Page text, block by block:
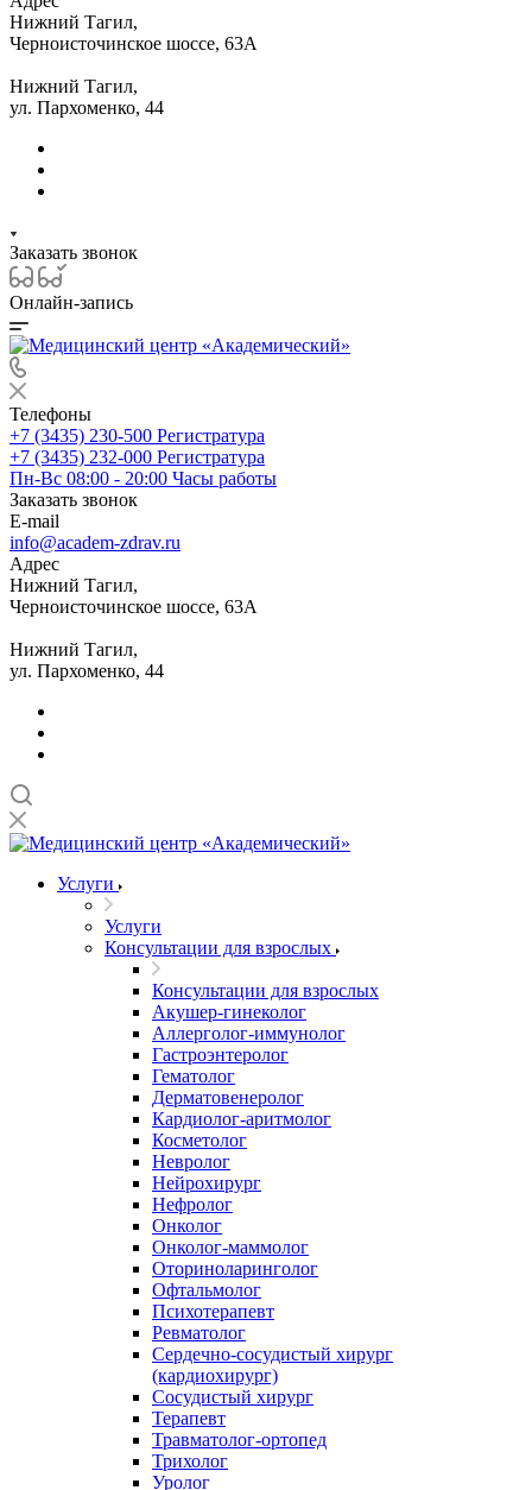
Нижний Тагил,
Черноисточинское шоссе, 63А
Нижний Тагил,
ул. Пархоменко, 44
Заказать звонок
Онлайн-запись
Телефоны
+7 (3435) 230-500 Регистратура
+7 (3435) 232-000 Регистратура
Пн-Вс 08:00 - 20:00 Часы работы
Заказать звонок
E-mail
info@academ-zdrav.ru
Адрес
Нижний Тагил,
Черноисточинское шоссе, 63А
Нижний Тагил,
ул. Пархоменко, 44
Услуги
Услуги
Консультации для взрослых
Консультации для взрослых
Акушер-гинеколог
Аллерголог-иммунолог
Гастроэнтеролог
Гематолог
Дерматовенеролог
Кардиолог-аритмолог
Косметолог
Невролог
Нейрохирург
Нефролог
Онколог
Онколог-маммолог
Оториноларинголог
Офтальмолог
Психотерапевт
Ревматолог
Сердечно-сосудистый хирург
(кардиохирург)
Сосудистый хирург
Терапевт
Травматолог-ортопед
Трихолог
Уролог